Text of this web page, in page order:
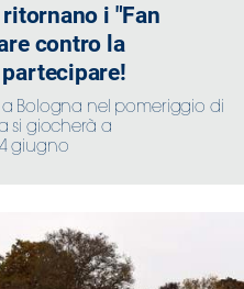
i "Fan
contro la
Bologna nel pomeriggio di
si giocherà a
giugno